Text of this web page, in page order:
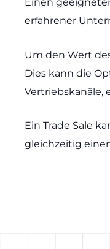
erfahrener
Um den Wert
Dies kann die
Vertriebskanäle,
Ein Trade Sale
gleichzeitig